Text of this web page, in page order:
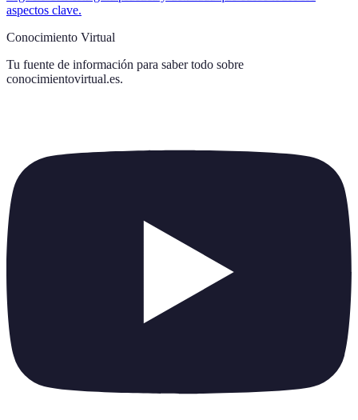
aspectos clave.
Conocimiento Virtual
Tu fuente de información para saber todo sobre
conocimientovirtual.es.